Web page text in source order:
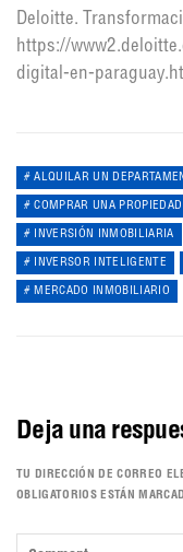
Deloitte.
https://
digital-en-
ALQUILAR UN
COMPRAR UNA PROPIEDAD
INVERSIÓN INMOBILIARIA
INVERSOR INTELIGENTE
MERCADO INMOBILIARIO
Deja una
TU DIRECCIÓN DE CORREO
OBLIGATORIOS ESTÁN